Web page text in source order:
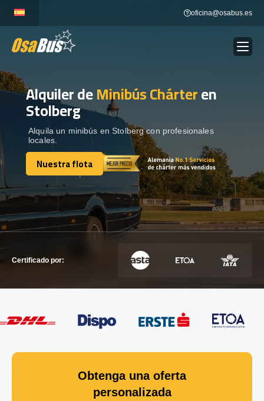
content
oficina@osabus.es
ALQUILER DE AUTOCARES Show dropdown
DESTINOS
RECORRIDAS Show dropdown
Alquiler deMinibús Chárteren
Stolberg
Alquila un minibús en Stolberg con profesionales
locales.
Nuestra flota
Nuestra flota
Certificado por:
Obtenga una oferta
personalizada